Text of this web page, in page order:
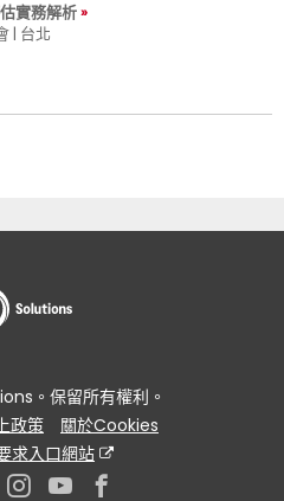
實務解析
| 台北
。保留所有權利。
政策
關於Cookies
求入口網站